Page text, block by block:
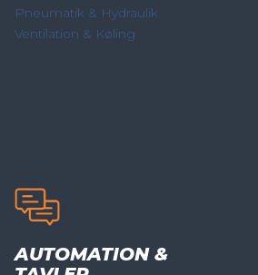
Pneumatik & Hydraulik
Ventilation & Køling
AUTOMATION &